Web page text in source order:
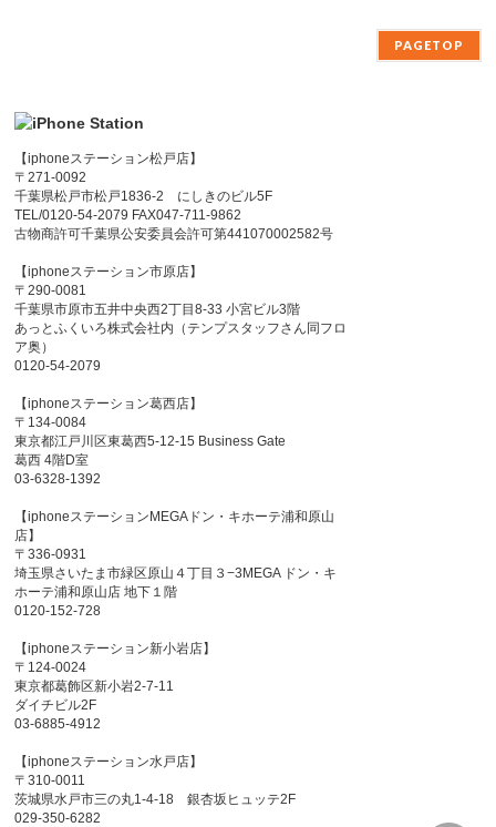
PAGETOP
【iphoneステーション松戸店】
〒271-0092
千葉県松戸市松戸1836-2 にしきのビル5F
TEL/0120-54-2079 FAX047-711-9862
古物商許可千葉県公安委員会許可第441070002582号
【iphoneステーション市原店】
〒290-0081
千葉県市原市五井中央西2丁目8-33 小宮ビル3階
あっとふくいろ株式会社内（テンプスタッフさん同フロ
ア奥）
0120-54-2079
【iphoneステーション葛西店】
〒134-0084
東京都江戸川区東葛西5-12-15 Business Gate
葛西 4階D室
03-6328-1392
【iphoneステーションMEGAドン・キホーテ浦和原山
店】
〒336-0931
埼玉県さいたま市緑区原山４丁目３−3MEGA ドン・キ
ホーテ浦和原山店 地下１階
0120-152-728
【iphoneステーション新小岩店】
〒124-0024
東京都葛飾区新小岩2-7-11
ダイチビル2F
03-6885-4912
【iphoneステーション水戸店】
〒310-0011
茨城県水戸市三の丸1-4-18 銀杏坂ヒュッテ2F
029-350-6282